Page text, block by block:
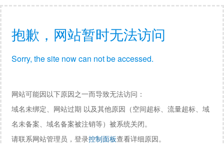
抱歉，网站暂时无法访问
Sorry, the site now can not be accessed.
网站可能因以下原因之一而导致无法访问：
域名未绑定、网站过期 以及其他原因（空间超标、流量超标、域
名未备案、域名备案被注销等）被系统关闭。
请联系网站管理员，登录控制面板查看详细原因。